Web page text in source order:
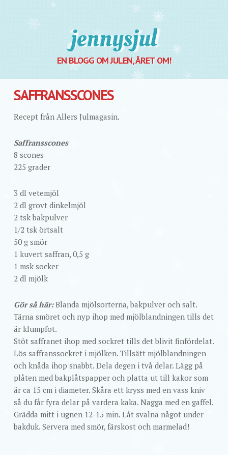
Jennysjul
EN BLOGG OM JULEN, ÅRET OM!
SAFFRANSSCONES
Recept från Allers Julmagasin.
Saffransscones
8 scones
225 grader
3 dl vetemjöl
2 dl grovt dinkelmjöl
2 tsk bakpulver
1/2 tsk örtsalt
50 g smör
1 kuvert saffran, 0,5 g
1 msk socker
2 dl mjölk
Gör så här:Blanda mjölsorterna, bakpulver och salt.
Tärna smöret och nyp ihop med mjölblandningen tills det
är klumpfot.
Stöt saffranet ihop med sockret tills det blivit finfördelat.
Lös saffranssockret i mjölken. Tillsätt mjölblandningen
och knåda ihop snabbt. Dela degen i två delar. Lägg på
plåten med bakplåtspapper och platta ut till kakor som
är ca 15 cm i diameter. Skåra ett kryss med en vass kniv
så du får fyra delar på vardera kaka. Nagga med en gaffel.
Grädda mitt i ugnen 12-15 min. Låt svalna något under
bakduk. Servera med smör, färskost och marmelad!